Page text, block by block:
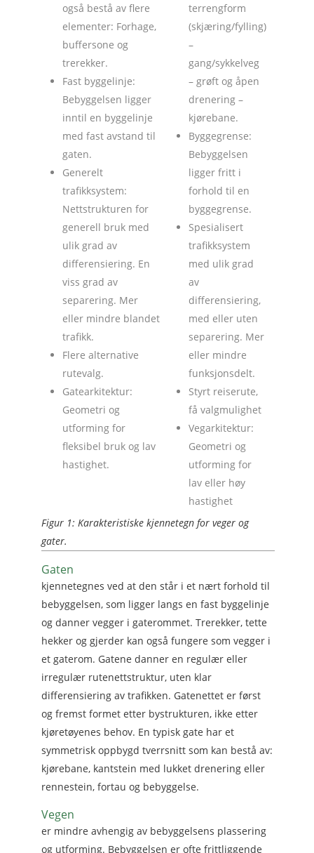
også bestå av flere
elementer: Forhage,
buffersone og
trerekker.
Fast byggelinje:
Bebyggelsen ligger
inntil en byggelinje
med fast avstand til
gaten.
Generelt
trafikksystem:
Nettstrukturen for
generell bruk med
ulik grad av
differensiering. En
viss grad av
separering. Mer
eller mindre blandet
trafikk.
Flere alternative
rutevalg.
Gatearkitektur:
Geometri og
utforming for
fleksibel bruk og lav
hastighet.
terrengform
(skjæring/fylling)
–
gang/sykkelveg
– grøft og åpen
drenering –
kjørebane.
Byggegrense:
Bebyggelsen
ligger fritt i
forhold til en
byggegrense.
Spesialisert
trafikksystem
med ulik grad
av
differensiering,
med eller uten
separering. Mer
eller mindre
funksjonsdelt.
Styrt reiserute,
få valgmulighet
Vegarkitektur:
Geometri og
utforming for
lav eller høy
hastighet
Figur 1: Karakteristiske kjennetegn for veger og
gater.
Gaten
kjennetegnes ved at den står i et nært forhold til
bebyggelsen, som ligger langs en fast byggelinje
og danner vegger i gaterommet. Trerekker, tette
hekker og gjerder kan også fungere som vegger i
et gaterom. Gatene danner en regulær eller
irregulær rutenettstruktur, uten klar
differensiering av trafikken. Gatenettet er først
og fremst formet etter bystrukturen, ikke etter
kjøretøyenes behov. En typisk gate har et
symmetrisk oppbygd tverrsnitt som kan bestå av:
kjørebane, kantstein med lukket drenering eller
rennestein, fortau og bebyggelse.
Vegen
er mindre avhengig av bebyggelsens plassering
og utforming. Bebyggelsen er ofte frittliggende